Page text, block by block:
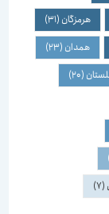
هرمزگان(31)
همدان(23)
(20)